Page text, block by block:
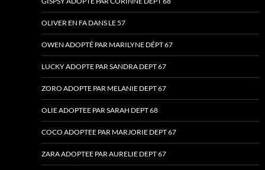
OLIVER EN FA DANS LE 57
OWEN ADOPTÉ PAR MARILYNE DÉPT 67
LUCKY ADOPTE PAR SANDRA DEPT 67
ZORO ADOPTE PAR MELANIE DEPT 67
OLIE ADOPTEE PAR SARAH DEPT 68
COCO ADOPTEE PAR MARJORIE DEPT 67
ZARA ADOPTEE PAR AURELIE DEPT 67